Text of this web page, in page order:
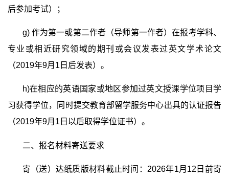
后参加考试）；
g) 作为第一或第二作者（导师第一作者）在报考学科、
专业或相近研究领域的期刊或会议发表过英文学术论文
（2019年9月 1 日后发表）。
h)在相应的英语国家或地区参加过英文授课学位项目学
习获得学位，同时提交教育部留学服务中心出具的认证报告
（2019年9月 1 日以后取得学位证书）。
二、报名材料寄送要求
寄（送）达纸质版材料截止时间： 2026年1月 12 日前寄